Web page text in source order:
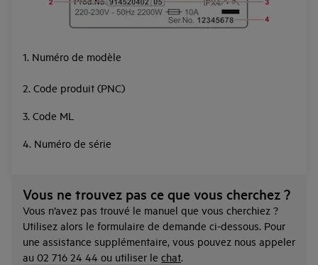
1. Numéro de modèle
2. Code produit (PNC)
3. Code ML
4. Numéro de série
Vous ne trouvez pas ce que vous cherchez ?
Vous n’avez pas trouvé le manuel que vous cherchiez ?
Utilisez alors le formulaire de demande ci-dessous. Pour
une assistance supplémentaire, vous pouvez nous appeler
au 02 716 24 44 ou utiliser le chat.